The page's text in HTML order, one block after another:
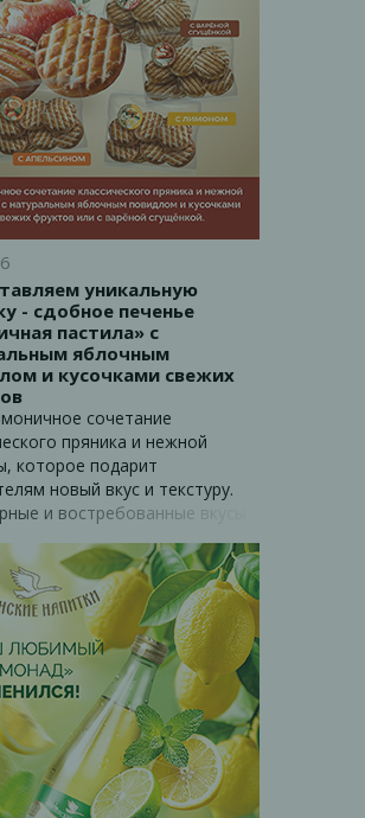
уникальную
- сдобное печенье
пастила» с
яблочным
и кусочками свежих
сочетание
пряника и нежной
которое подарит
новый вкус и текстуру.
и востребованные вкусы:
и кусочки свежего яблока с
- натуральное яблочное
и кусочки свежего апельсина
- натуральное яблочное
и кусочки свежего лимона С
сгущенкой - натуральное
повидло с добавлением
сгущенного молока